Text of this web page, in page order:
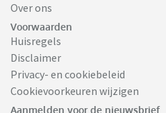
Over ons
Voorwaarden
Huisregels
Disclaimer
Privacy- en cookiebeleid
Cookievoorkeuren wijzigen
Aanmelden voor de nieuwsbrief